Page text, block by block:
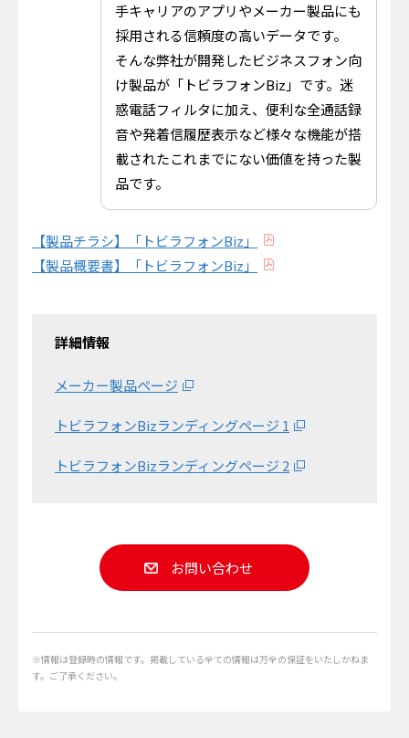
手キャリアのアプリやメーカー製品にも
採用される信頼度の高いデータです。
そんな弊社が開発したビジネスフォン向
け製品が「トビラフォンBiz」です。迷
惑電話フィルタに加え、便利な全通話録
音や発着信履歴表示など様々な機能が搭
載されたこれまでにない価値を持った製
品です。
【製品チラシ】「トビラフォンBiz」
【製品概要書】「トビラフォンBiz」
詳細情報
メーカー製品ページ
トビラフォンBizランディングページ 1
トビラフォンBizランディングページ 2
お問い合わせ
※情報は登録時の情報です。掲載している全ての情報は万全の保証をいたしかねま
す。ご了承ください。